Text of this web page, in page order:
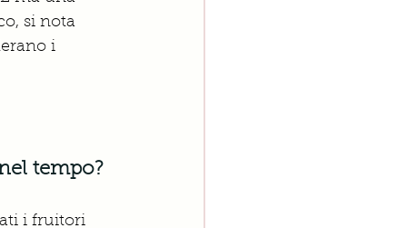
si nota
i
tempo?
i fruitori